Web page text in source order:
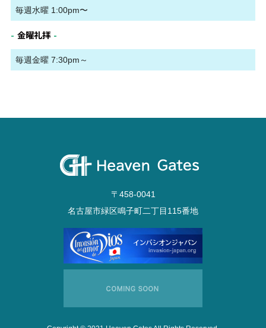
毎週水曜 1:00pm〜
金曜礼拝
毎週金曜 7:30pm～
〒458-0041
名古屋市緑区鳴子町二丁目115番地